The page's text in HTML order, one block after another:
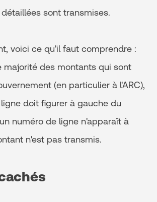
sont transmises.
voici ce qu'il faut comprendre :
majorité des montants qui sont
(en particulier à l'ARC),
doit figurer à gauche du
numéro de ligne n'apparaît à
n'est pas transmis.